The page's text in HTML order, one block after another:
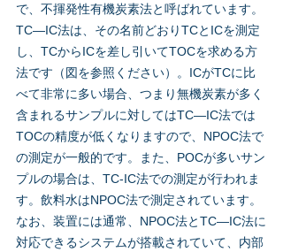
で、不揮発性有機炭素法と呼ばれています。
TC—IC法は、その名前どおりTCとICを測定
し、TCからICを差し引いてTOCを求める方
法です（図を参照ください）。ICがTCに比
べて非常に多い場合、つまり無機炭素が多く
含まれるサンプルに対してはTC—IC法では
TOCの精度が低くなりますので、NPOC法で
の測定が一般的です。また、POCが多いサン
プルの場合は、TC-IC法での測定が行われま
す。飲料水はNPOC法で測定されています。
なお、装置には通常、NPOC法とTC—IC法に
対応できるシステムが搭載されていて、内部